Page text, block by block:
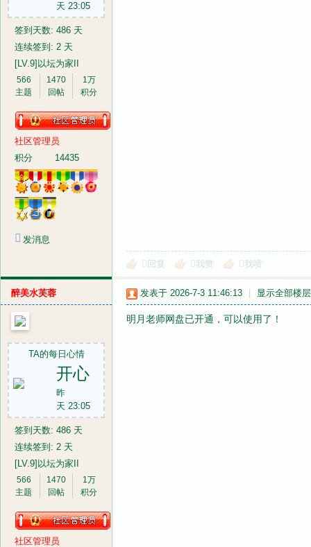
天 23:05
签到天数: 486 天
连续签到: 2 天
[LV.9]以坛为家II
566
主题
1470
回帖
1万
积分
社区管理员
积分
14435
发消息
回复 我赞 我喷
醉美水芙蓉
TA的每日心情
开心
昨
天 23:05
签到天数: 486 天
连续签到: 2 天
[LV.9]以坛为家II
566
主题
1470
回帖
1万
积分
社区管理员
发表于 2026-7-3 11:46:13 显示全部楼层
明月老师网盘已开通，可以使用了！